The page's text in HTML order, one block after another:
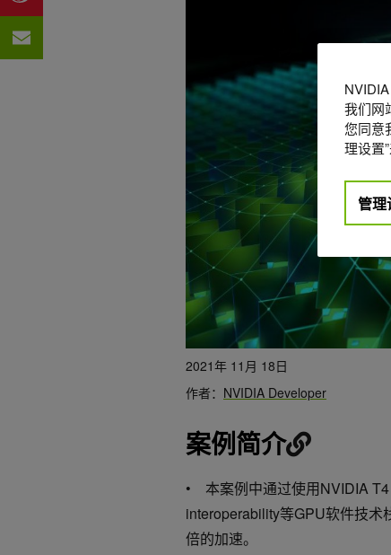
2021年 11月 18日
作者： NVIDIA Developer
案例简介
• 本案例中通过使用NVIDIA
interoperability等GPU软件技术
倍的加速。
我们网
您同意
理设置
管理